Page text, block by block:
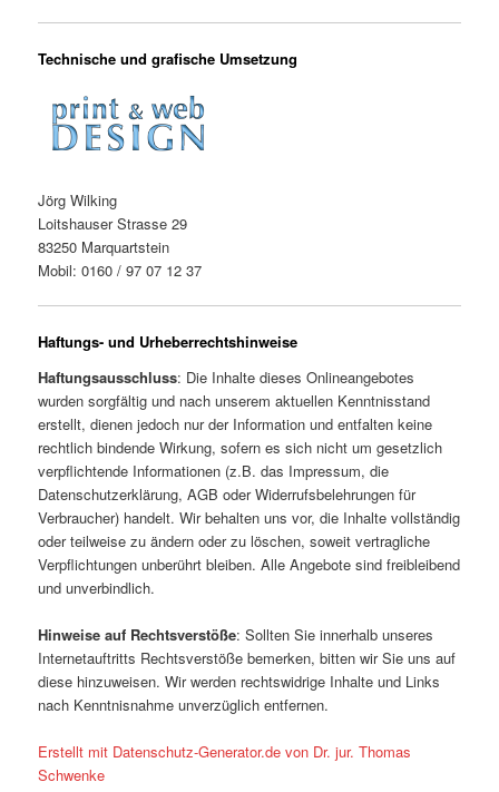
Technische und grafische Umsetzung
Jörg Wilking
Loitshauser Strasse 29
83250 Marquartstein
Mobil: 0160 / 97 07 12 37
Haftungs- und Urheberrechtshinweise
Haftungsausschluss: Die Inhalte dieses Onlineangebotes
wurden sorgfältig und nach unserem aktuellen Kenntnisstand
erstellt, dienen jedoch nur der Information und entfalten keine
rechtlich bindende Wirkung, sofern es sich nicht um gesetzlich
verpflichtende Informationen (z.B. das Impressum, die
Datenschutzerklärung, AGB oder Widerrufsbelehrungen für
Verbraucher) handelt. Wir behalten uns vor, die Inhalte vollständig
oder teilweise zu ändern oder zu löschen, soweit vertragliche
Verpflichtungen unberührt bleiben. Alle Angebote sind freibleibend
und unverbindlich.
Hinweise auf Rechtsverstöße: Sollten Sie innerhalb unseres
Internetauftritts Rechtsverstöße bemerken, bitten wir Sie uns auf
diese hinzuweisen. Wir werden rechtswidrige Inhalte und Links
nach Kenntnisnahme unverzüglich entfernen.
Erstellt mit Datenschutz-Generator.de von Dr. jur. Thomas
Schwenke